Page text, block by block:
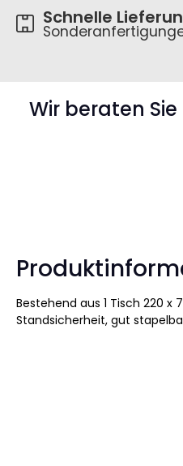
Schnelle
Wir beraten
Bestehend aus 1 Tisch 220
Standsicherheit, gut